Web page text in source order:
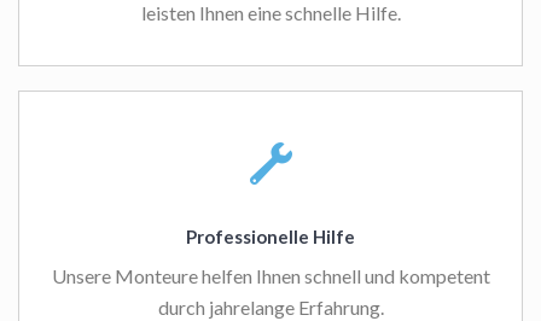
leisten Ihnen eine schnelle Hilfe.
Professionelle Hilfe
Unsere Monteure helfen Ihnen schnell und kompetent
durch jahrelange Erfahrung.